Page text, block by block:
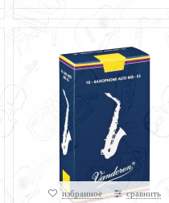
избранное сравнить